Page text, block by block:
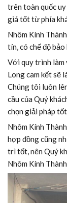
trên toàn quốc
giá tốt từ phía
Nhôm Kính
tín, có chế độ
Với quy trình làm
Long cam kết sẽ
Chúng tôi luôn
cầu của Quý
chọn giải pháp
Nhôm Kính
hợp đồng cũng
trì tốt, nên Quý
Nhôm Kính